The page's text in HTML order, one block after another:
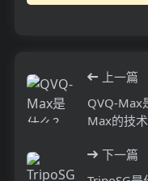
上一篇
QVQ-Max
Max的技
下一篇